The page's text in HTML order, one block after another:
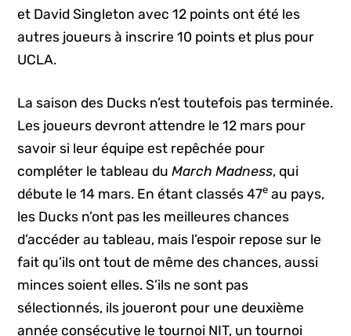
et David Singleton avec 12 points ont été les
autres joueurs à inscrire 10 points et plus pour
UCLA.
La saison des Ducks n’est toutefois pas terminée.
Les joueurs devront attendre le 12 mars pour
savoir si leur équipe est repêchée pour
compléter le tableau duMarch Madness, qui
débute le 14 mars. En étant classés 47e au pays,
les Ducks n’ont pas les meilleures chances
d’accéder au tableau, mais l’espoir repose sur le
fait qu’ils ont tout de même des chances, aussi
minces soient elles. S’ils ne sont pas
sélectionnés, ils joueront pour une deuxième
année consécutive le tournoi NIT, un tournoi